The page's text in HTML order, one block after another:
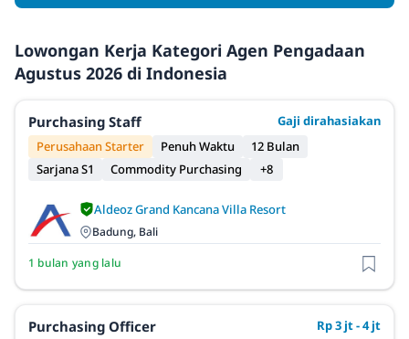
Lowongan Kerja Kategori Agen Pengadaan
Agustus 2026 di Indonesia
Purchasing Staff
Gaji dirahasiakan
Perusahaan Starter
Penuh Waktu
12 Bulan
Sarjana S1
Commodity Purchasing +8
Aldeoz Grand Kancana Villa Resort
Badung, Bali
1 bulan yang lalu
Purchasing Officer
Rp 3 jt - 4 jt